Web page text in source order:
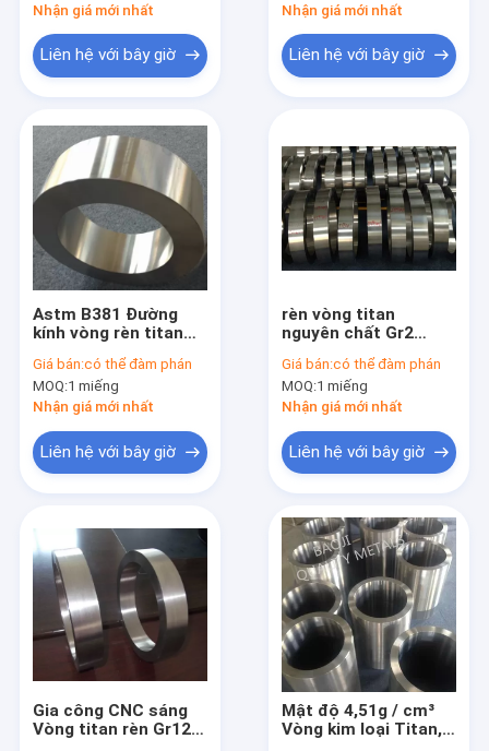
Sản phẩm
Về chúng tôi
Chuyến tham quan nhà máy
Nhận giá mới nhất
Liên hệ với bây giờ
Nhận giá mới nhất
Liên hệ với bây giờ
Astm B381 Đường
kính vòng rèn titan
Machning
Giá bán:có thể đàm phán
MOQ:1 miếng
Nhận giá mới nhất
Liên hệ với bây giờ
rèn vòng titan
nguyên chất Gr2
cho thiết bị khoan
dầu
Giá bán:có thể đàm phán
MOQ:1 miếng
Nhận giá mới nhất
Liên hệ với bây giờ
Gia công CNC sáng
Vòng titan rèn Gr12
Mật độ 4,51g / cm³
Vòng kim loại Titan,